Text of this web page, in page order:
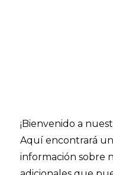
¡Bienvenido a
Aquí encontrará
información sobre